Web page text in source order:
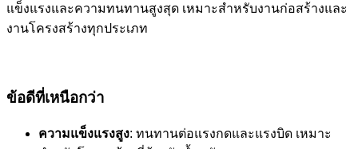
แข็งแรงและความทนทานสูงสุด เหมาะสำหรับงานก่อสร้างและ
งานโครงสร้างทุกประเภท
ข้อดีที่เหนือกว่า
ความแข็งแรงสูง: ทนทานต่อแรงกดและแรงบิด เหมาะ